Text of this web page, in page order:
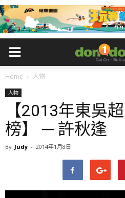
Home 人物
人物
【2013年東吳
榜】 ─ 許秋逢
By Judy - 2014年1月8日